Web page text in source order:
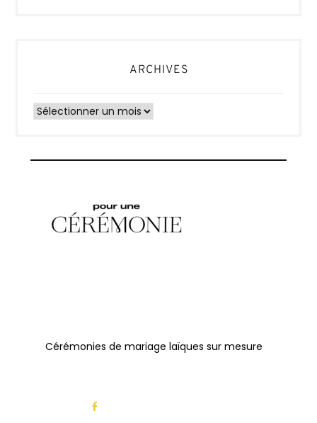
ARCHIVES
Archives
Cérémonies de mariage laïques sur mesure